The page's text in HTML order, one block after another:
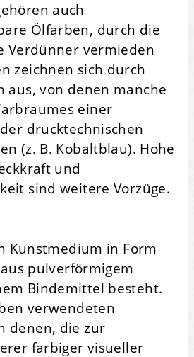
auch
Ölfarben, durch die
Verdünner vermieden
zeichnen sich durch
aus, von denen manche
einer
drucktechnischen
(z. B. Kobaltblau). Hohe
und
sind weitere Vorzüge.
Kunstmedium in Form
pulverförmigem
Bindemittel besteht.
verwendeten
denen, die zur
farbiger visueller